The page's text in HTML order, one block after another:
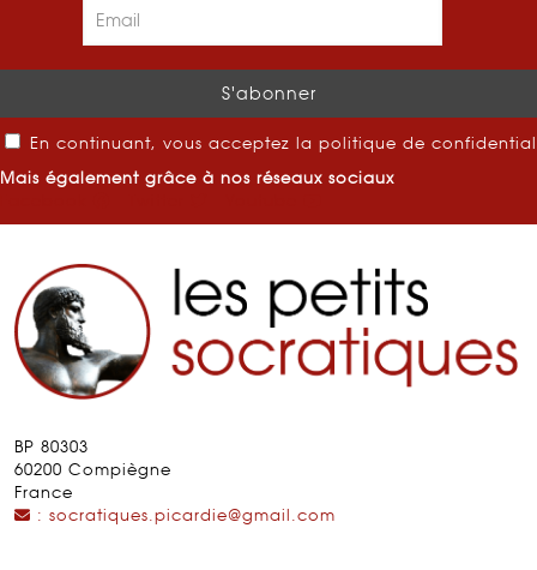
En continuant, vous acceptez la politique de
Mais également grâce à nos réseaux sociaux
BP 80303
60200 Compiègne
France
: socratiques.picardie@gmail.com